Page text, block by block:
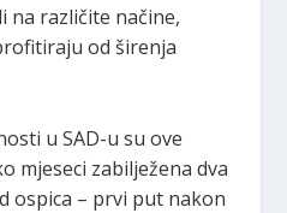
na različite načine,
od širenja
u SAD-u su ove
mjeseci zabilježena dva
ospica – prvi put nakon